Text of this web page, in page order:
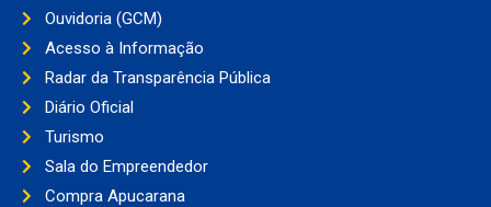
Ouvidoria (GCM)
Acesso à Informação
Radar da Transparência Pública
Diário Oficial
Turismo
Sala do Empreendedor
Compra Apucarana